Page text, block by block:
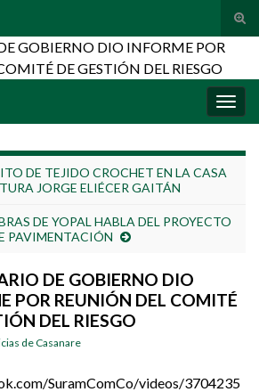
DE TEJIDO CROCHET EN LA CASA
JORGE ELIÉCER GAITÁN
DE YOPAL HABLA DEL PROYECTO
PAVIMENTACIÓN
DE GOBIERNO DIO
POR REUNIÓN DEL COMITÉ
DEL RIESGO
de Casanare
SuramComCo/videos/3704235